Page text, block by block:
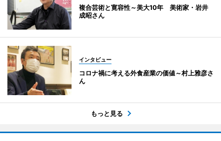
複合芸術と寛容性～美大10年 美術家・岩井
成昭さん
インタビュー
コロナ禍に考える外食産業の価値～村上雅彦さ
ん
もっと見る